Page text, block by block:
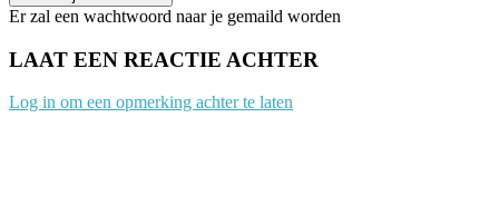
Er zal een wachtwoord naar je gemaild worden
LAAT EEN REACTIE ACHTER
Log in om een opmerking achter te laten